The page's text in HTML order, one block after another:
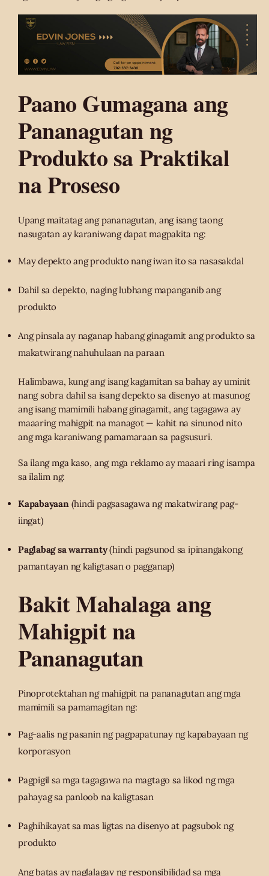
Paano Gumagana ang
Pananagutan ng
Produkto sa Praktikal
na Proseso
Upang maitatag ang pananagutan, ang isang taong
nasugatan ay karaniwang dapat magpakita ng:
May depekto ang produkto nang iwan ito sa nasasakdal
Dahil sa depekto, naging lubhang mapanganib ang
produkto
Ang pinsala ay naganap habang ginagamit ang produkto sa
makatwirang nahuhulaan na paraan
Halimbawa, kung ang isang kagamitan sa bahay ay uminit
nang sobra dahil sa isang depekto sa disenyo at masunog
ang isang mamimili habang ginagamit, ang tagagawa ay
maaaring mahigpit na managot — kahit na sinunod nito
ang mga karaniwang pamamaraan sa pagsusuri.
Sa ilang mga kaso, ang mga reklamo ay maaari ring isampa
sa ilalim ng:
Kapabayaan(hindi pagsasagawa ng makatwirang pag-
iingat)
Paglabag sa warranty(hindi pagsunod sa ipinangakong
pamantayan ng kaligtasan o pagganap)
Bakit Mahalaga ang
Mahigpit na
Pananagutan
Pinoprotektahan ng mahigpit na pananagutan ang mga
mamimili sa pamamagitan ng:
Pag-aalis ng pasanin ng pagpapatunay ng kapabayaan ng
korporasyon
Pagpigil sa mga tagagawa na magtago sa likod ng mga
pahayag sa panloob na kaligtasan
Paghihikayat sa mas ligtas na disenyo at pagsubok ng
produkto
Ang batas ay naglalagay ng responsibilidad sa mga